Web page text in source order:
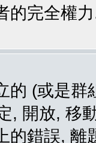
的完全權
的 (或是
, 開放, 移
的錯誤, 離